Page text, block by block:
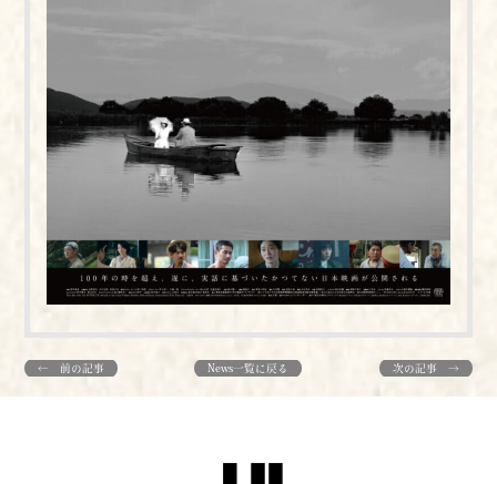
← 前の記事 News一覧に戻る 次の記事 →